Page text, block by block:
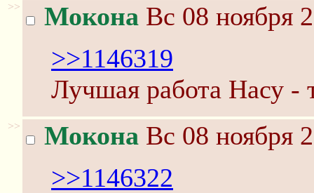
>> Мокона Вс 08 ноября
>>1146319
Лучшая работа Насу -
>> Мокона Вс 08 ноября
>>1146322